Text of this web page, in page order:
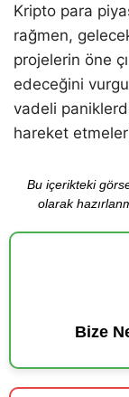
Kripto para
rağmen,
projelerin öne
edeceğini
vadeli
hareket
Bu içerikteki
olarak
Bize